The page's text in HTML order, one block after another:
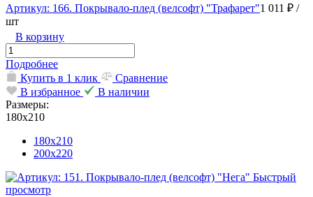
Артикул: 166. Покрывало-плед (велсофт) "Трафарет"1 011 ₽ /
шт
В корзину
Подробнее
Купить в 1 клик
Сравнение
В избранное
В наличии
Размеры:
180х210
180х210
200х220
Быстрый
просмотр